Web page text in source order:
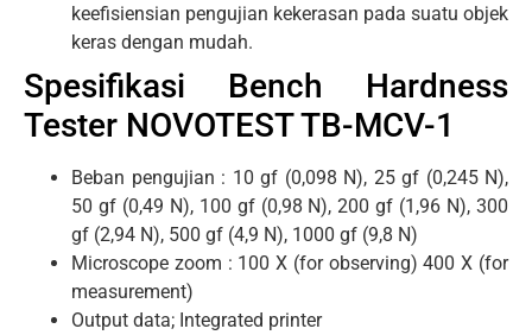
keefisiensian pengujian kekerasan pada suatu objek
keras dengan mudah.
Spesifikasi Bench Hardness
Tester NOVOTEST TB-MCV-1
Beban pengujian : 10 gf (0,098 N), 25 gf (0,245 N),
50 gf (0,49 N), 100 gf (0,98 N), 200 gf (1,96 N), 300
gf (2,94 N), 500 gf (4,9 N), 1000 gf (9,8 N)
Microscope zoom : 100 X (for observing) 400 X (for
measurement)
Output data; Integrated printer